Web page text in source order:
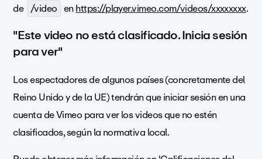
de /video enhttps://player.vimeo.com/videos/xxxxxxxx.
"Este video no está clasificado. Inicia sesión
para ver"
Los espectadores de algunos países (concretamente del
Reino Unido y de la UE) tendrán que iniciar sesión en una
cuenta de Vimeo para ver los videos que no estén
clasificados, según la normativa local.